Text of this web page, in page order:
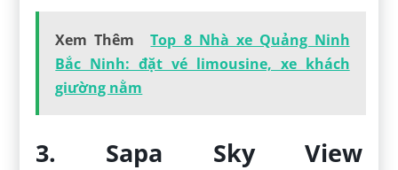
Xem Thêm
Top 8 Nhà xe Quảng Ninh
Bắc Ninh: đặt vé limousine, xe khách
giường nằm
3. Sapa Sky View